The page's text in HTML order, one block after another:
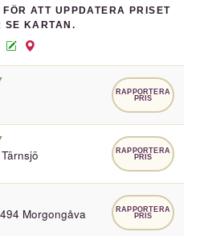
ATT UPPDATERA PRISET
SE KARTAN.
RAPPORTERA
PRIS
RAPPORTERA
PRIS
Morgongåva
RAPPORTERA
PRIS